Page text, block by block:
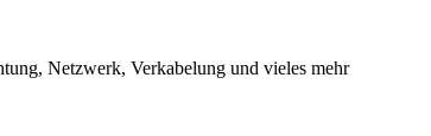
Netzwerk, Verkabelung und vieles mehr